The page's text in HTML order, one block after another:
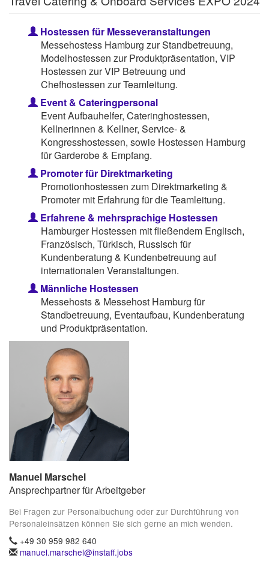
Hostessen für Messeveranstaltungen
Messehostess Hamburg zur Standbetreuung,
Modelhostessen zur Produktpräsentation, VIP
Hostessen zur VIP Betreuung und
Chefhostessen zur Teamleitung.
Event & Cateringpersonal
Event Aufbauhelfer, Cateringhostessen,
Kellnerinnen & Kellner, Service- &
Kongresshostessen, sowie Hostessen Hamburg
für Garderobe & Empfang.
Promoter für Direktmarketing
Promotionhostessen zum Direktmarketing &
Promoter mit Erfahrung für die Teamleitung.
Erfahrene & mehrsprachige Hostessen
Hamburger Hostessen mit fließendem Englisch,
Französisch, Türkisch, Russisch für
Kundenberatung & Kundenbetreuung auf
internationalen Veranstaltungen.
Männliche Hostessen
Messehosts & Messehost Hamburg für
Standbetreuung, Eventaufbau, Kundenberatung
und Produktpräsentation.
Manuel Marschel
Ansprechpartner für Arbeitgeber
Bei Fragen zur Personalbuchung oder zur Durchführung von
Personaleinsätzen können Sie sich gerne an mich wenden.
+49 30 959 982 640
manuel.marschel@instaff.jobs